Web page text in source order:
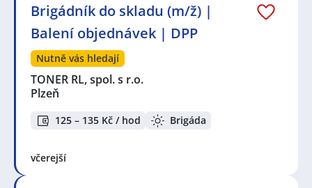
Brigádník do skladu (m/ž) |
Balení objednávek | DPP
Nutně vás hledají
TONER RL, spol. s r.o.
Plzeň
125 – 135 Kč / hod Brigáda
včerejší